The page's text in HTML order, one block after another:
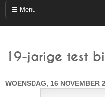
19-jarige test
WOENSDAG, 16 NOVEMBER